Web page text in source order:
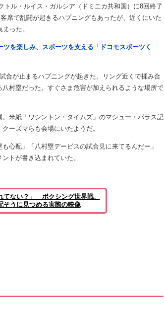
ル・ルイス・ガルシア（ドミニカ共和国）に8回終了
席で乱闘が起きるハプニングもあったが、近くにいた
った。
を楽しみ、スポーツを支える「ドコモスポーツく
が止まるハプニングが起きた。リング近くで揉み合
村塁だった。すぐさま危害が加えられるような場所で
米紙「ワシントン・タイムズ」のマシュー・パラス記
ーズマらも会場にいたようだ。
心配」「八村塁デービスの試合見に来てるんだー」
トが書き込まれていた。
てない？」 ボクシング世界戦、
そうに見つめる実際の映像